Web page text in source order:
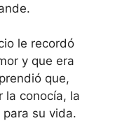
le recordó
y que era
que,
la conocía, la
su vida.